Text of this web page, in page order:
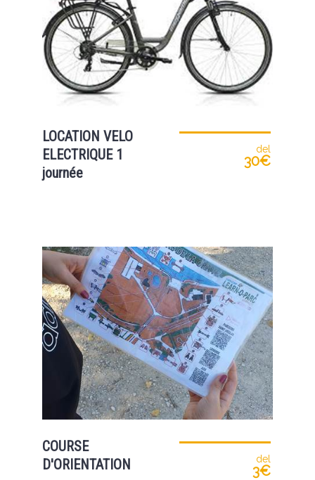
LOCATION VELO
ELECTRIQUE 1
journée
del
30€
COURSE
D'ORIENTATION
del
3€